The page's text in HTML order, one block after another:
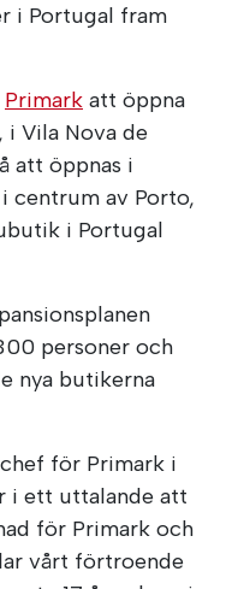
i Portugal fram
Primark att öppna
i Vila Nova de
att öppnas i
centrum av Porto,
i Portugal
personer och
nya butikerna
för Primark i
i ett uttalande att
för Primark och
vårt förtroende